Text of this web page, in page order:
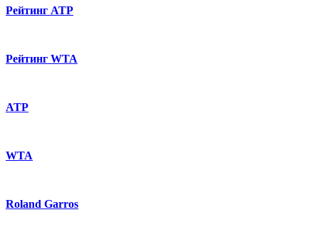
Рейтинг ATP
Рейтинг WTA
ATP
WTA
Roland Garros